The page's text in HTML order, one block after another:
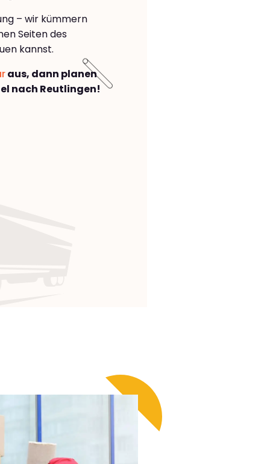
– wir kümmern
Seiten des
kannst.
aus, dann planen
nach Reutlingen!